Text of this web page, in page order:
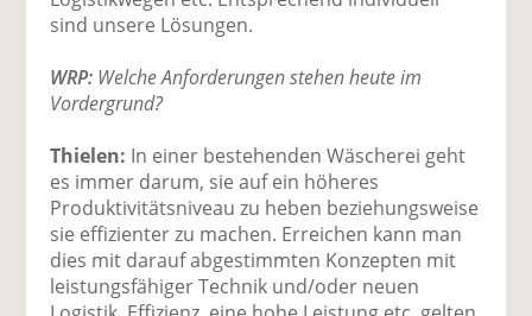
sind unsere Lösungen.
WRP: Welche Anforderungen stehen heute im
Vordergrund?
Thielen: In einer bestehenden Wäscherei geht
es immer darum, sie auf ein höheres
Produktivitätsniveau zu heben beziehungsweise
sie effizienter zu machen. Erreichen kann man
dies mit darauf abgestimmten Konzepten mit
leistungsfähiger Technik und/oder neuen